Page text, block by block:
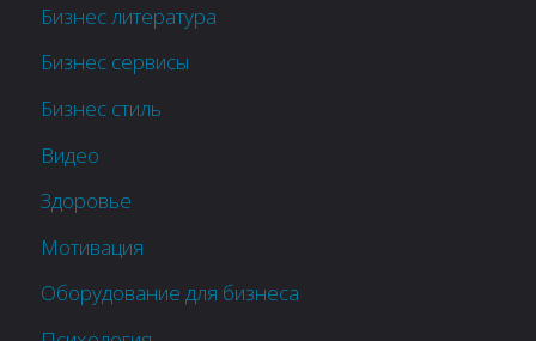
Бизнес литература
Бизнес сервисы
Бизнес стиль
Видео
Здоровье
Мотивация
Оборудование для бизнеса